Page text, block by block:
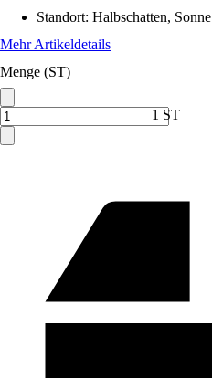
Standort: Halbschatten, Sonne
Mehr Artikeldetails
Menge (ST)
1 ST